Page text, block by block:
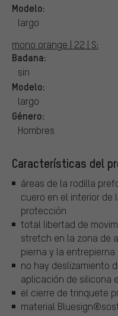
Modelo:
largo
mono orange | 22 | S:
Badana:
sin
Modelo:
largo
Género:
Hombres
Características del
áreas de la rodilla
cuero en el interior de
protección
total libertad de
stretch en la zona de
pierna y la entrepierna
no hay deslizamiento
aplicación de silicona
el cierre de trinquete
material